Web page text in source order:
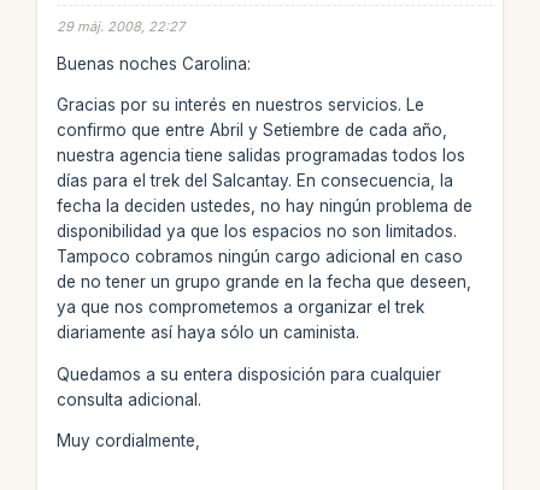
29 máj. 2008, 22:27
Buenas noches Carolina:
Gracias por su interés en nuestros servicios. Le
confirmo que entre Abril y Setiembre de cada año,
nuestra agencia tiene salidas programadas todos los
días para el trek del Salcantay. En consecuencia, la
fecha la deciden ustedes, no hay ningún problema de
disponibilidad ya que los espacios no son limitados.
Tampoco cobramos ningún cargo adicional en caso
de no tener un grupo grande en la fecha que deseen,
ya que nos comprometemos a organizar el trek
diariamente así haya sólo un caminista.
Quedamos a su entera disposición para cualquier
consulta adicional.
Muy cordialmente,